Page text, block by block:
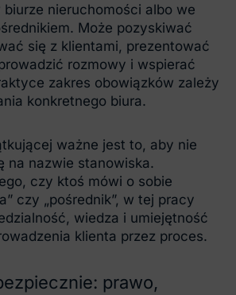
nieruchomości albo we
Może pozyskiwać
się z klientami, prezentować
rozmowy i wspierać
zakres obowiązków zależy
konkretnego biura.
ważne jest to, aby nie
na nazwie stanowiska.
czy ktoś mówi o sobie
czy „pośrednik”, w tej pracy
wiedza i umiejętność
klienta przez proces.
prawo,